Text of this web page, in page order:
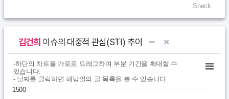
Sneck
End of interactive chart.
김건희 이슈의 대중적 관심(STI) 추이
Chart
Line chart with 365 data points.
- 하단의 차트를 가로로 드래그하여 부분 기간을 확대할 수 있습니다.-
-하단의 차트를 가로로 드래그하여 부분 기간을 확대할 수
있습니다.
- 날짜를 클릭하면 해당일의 글 목록을 볼 수 있습니다
1500